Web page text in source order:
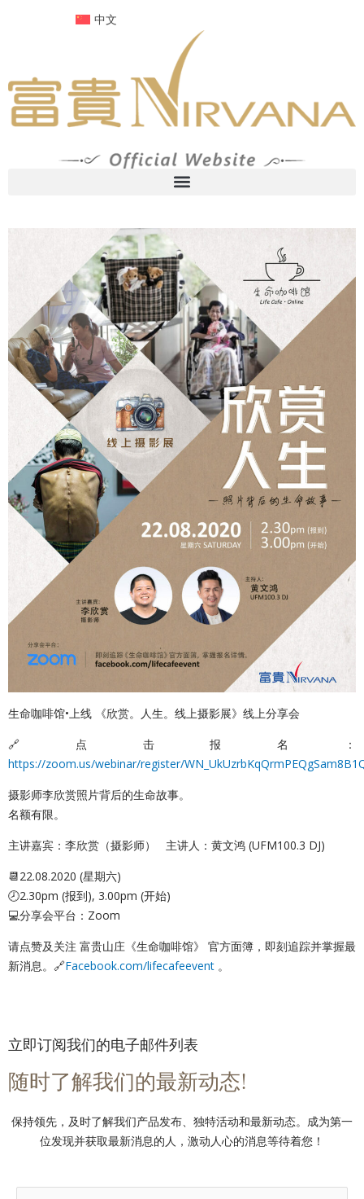
中文
生命咖啡馆•上线 《欣赏。人生。线上摄影展》线上分享会
🔗点击报名：
https://zoom.us/webinar/register/
摄影师李欣赏照片背后的生命故事。
名额有限。
主讲嘉宾：李欣赏（摄影师） 主讲人：黄文鸿 (UFM100.3 DJ)
📆22.08.2020 (星期六)
🕗2.30pm (报到), 3.00pm (开始)
💻分享会平台：Zoom
请点赞及关注 富贵山庄《生命咖啡馆》 官方面簿，即刻追踪并掌握最
新消息。🔗Facebook.com/lifecafeevent 。
立即订阅我们的电子邮件列表
随时了解我们的最新动态!
保持领先，及时了解我们产品发布、独特活动和最新动态。成为第一
位发现并获取最新消息的人，激动人心的消息等待着您！